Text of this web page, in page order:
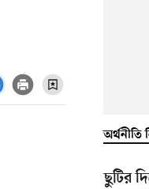
ছুটির